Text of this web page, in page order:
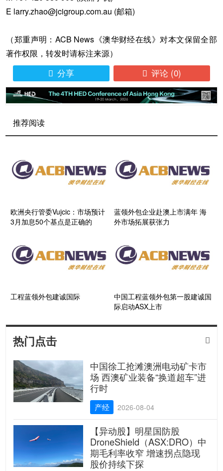
E larry.zhao@jcigroup.com.au (邮箱)
（郑重声明：ACB News《澳华财经在线》对本文保留全部
著作权限，转发时请标注来源）
 分享  评论 (0)
推荐阅读
欧洲央行管委Vujcic：市场预计
3月加息50个基点是正确的
蓝领外包企业赴澳上市满年 海
外市场拓展获张力
工程蓝领外包建诚国际
中国工程蓝领外包第一股建诚国
际启动ASX上市
热门点击 
中国徐工抢滩澳洲电动矿卡市
场 西澳矿业装备“换道超车”进
行时
产经 2026-08-04
【异动股】明星国防股
DroneShield（ASX:DRO）中
期毛利率收窄 增速拐点隐现
股价持续下探